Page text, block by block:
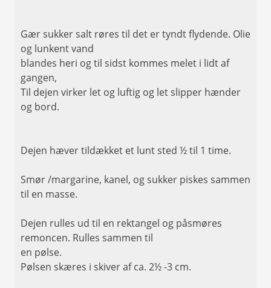
Gær sukker salt røres til det er tyndt flydende. Olie
og lunkent vand
blandes heri og til sidst kommes melet i lidt af
gangen,
Til dejen virker let og luftig og let slipper hænder
og bord.
Dejen hæver tildækket et lunt sted ½ til 1 time.
Smør /margarine, kanel, og sukker piskes sammen
til en masse.
Dejen rulles ud til en rektangel og påsmøres
remoncen. Rulles sammen til
en pølse.
Pølsen skæres i skiver af ca. 2½ -3 cm.